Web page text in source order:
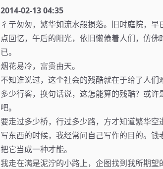
2014-02-13 04:35
彳亍匆匆，繁华如流水般损落。旧时庭院，
点回忆，午后的阳光，依旧懒倦着人们，仿
已。
烟花易冷，富贵由天。
不知谁说过，这个社会的残酷就在于给了人
多少行客，换句话说，这怎能算的残酷？或
吧。
要走过多少桥，行过多少路，方才知道繁华空
写东西的时候，我经常问自己写作的目的。
把它当成一种才能。
我走在满是泥泞的小路上，企图找到我所期